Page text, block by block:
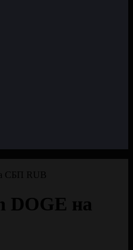
СБП RUB
DOGE на